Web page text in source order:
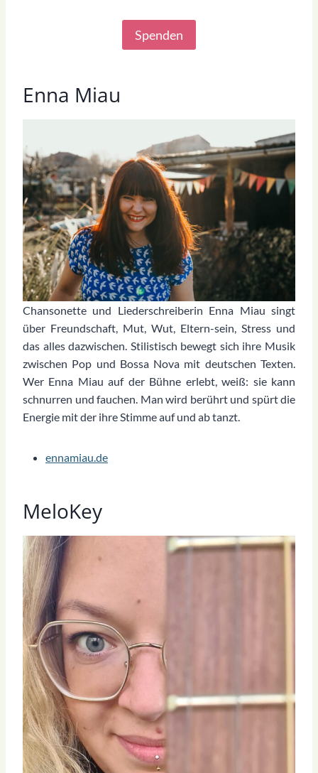
Spenden
Enna Miau
Chansonette und Liederschreiberin Enna Miau singt
über Freundschaft, Mut, Wut, Eltern-sein, Stress und
das alles dazwischen. Stilistisch bewegt sich ihre Musik
zwischen Pop und Bossa Nova mit deutschen Texten.
Wer Enna Miau auf der Bühne erlebt, weiß: sie kann
schnurren und fauchen. Man wird berührt und spürt die
Energie mit der ihre Stimme auf und ab tanzt.
ennamiau.de
MeloKey